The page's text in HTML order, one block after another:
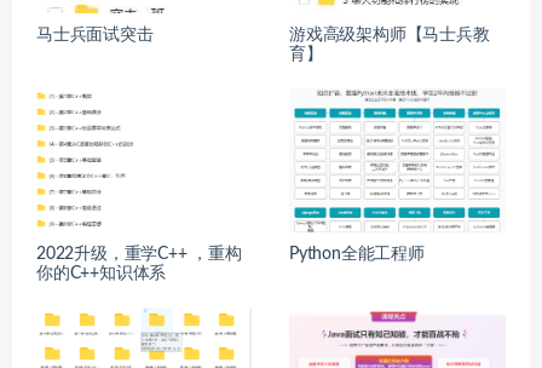
马士兵面试突击
游戏高级架构师【马士兵教
育】
2022升级，重学C++ ，重构
你的C++知识体系
Python全能工程师